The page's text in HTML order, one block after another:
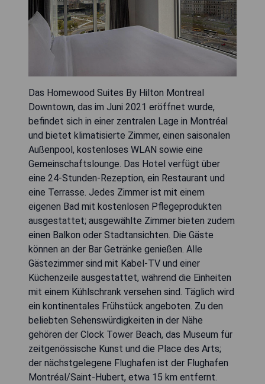
Das Homewood Suites By Hilton Montreal
Downtown, das im Juni 2021 eröffnet wurde,
befindet sich in einer zentralen Lage in Montréal
und bietet klimatisierte Zimmer, einen saisonalen
Außenpool, kostenloses WLAN sowie eine
Gemeinschaftslounge. Das Hotel verfügt über
eine 24-Stunden-Rezeption, ein Restaurant und
eine Terrasse. Jedes Zimmer ist mit einem
eigenen Bad mit kostenlosen Pflegeprodukten
ausgestattet; ausgewählte Zimmer bieten zudem
einen Balkon oder Stadtansichten. Die Gäste
können an der Bar Getränke genießen. Alle
Gästezimmer sind mit Kabel-TV und einer
Küchenzeile ausgestattet, während die Einheiten
mit einem Kühlschrank versehen sind. Täglich wird
ein kontinentales Frühstück angeboten. Zu den
beliebten Sehenswürdigkeiten in der Nähe
gehören der Clock Tower Beach, das Museum für
zeitgenössische Kunst und die Place des Arts;
der nächstgelegene Flughafen ist der Flughafen
Montréal/Saint-Hubert, etwa 15 km entfernt.